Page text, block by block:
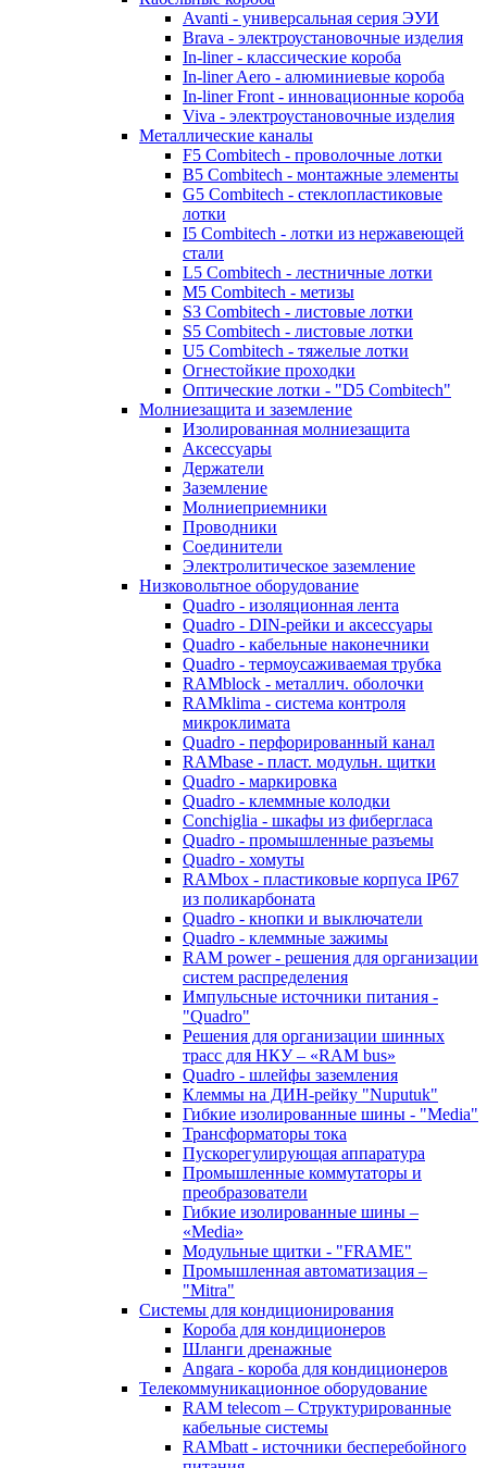
Avanti - универсальная серия ЭУИ
Brava - электроустановочные изделия
In-liner - классические короба
In-liner Aero - алюминиевые короба
In-liner Front - инновационные короба
Viva - электроустановочные изделия
Металлические каналы
F5 Combitech - проволочные лотки
B5 Combitech - монтажные элементы
G5 Combitech - стеклопластиковые
лотки
I5 Combitech - лотки из нержавеющей
стали
L5 Combitech - лестничные лотки
M5 Combitech - метизы
S3 Combitech - листовые лотки
S5 Combitech - листовые лотки
U5 Combitech - тяжелые лотки
Огнестойкие проходки
Оптические лотки - "D5 Combitech"
Молниезащита и заземление
Изолированная молниезащита
Аксессуары
Держатели
Заземление
Молниеприемники
Проводники
Соединители
Электролитическое заземление
Низковольтное оборудование
Quadro - изоляционная лента
Quadro - DIN-рейки и аксессуары
Quadro - кабельные наконечники
Quadro - термоусаживаемая трубка
RAMblock - металлич. оболочки
RAMklima - система контроля
микроклимата
Quadro - перфорированный канал
RAMbase - пласт. модульн. щитки
Quadro - маркировка
Quadro - клеммные колодки
Conchiglia - шкафы из фибергласа
Quadro - промышленные разъемы
Quadro - хомуты
RAMbox - пластиковые корпуса IP67
из поликарбоната
Quadro - кнопки и выключатели
Quadro - клеммные зажимы
RAM power - решения для организации
систем распределения
Импульсные источники питания -
"Quadro"
Решения для организации шинных
трасс для НКУ – «RAM bus»
Quadro - шлейфы заземления
Клеммы на ДИН-рейку "Nuputuk"
Гибкие изолированные шины - "Media"
Трансформаторы тока
Пускорегулирующая аппаратура
Промышленные коммутаторы и
преобразователи
Гибкие изолированные шины –
«Media»
Модульные щитки - "FRAME"
Промышленная автоматизация –
"Mitra"
Системы для кондиционирования
Короба для кондиционеров
Шланги дренажные
Angara - короба для кондиционеров
Телекоммуникационное оборудование
RAM telecom – Структурированные
кабельные системы
RAMbatt - источники бесперебойного